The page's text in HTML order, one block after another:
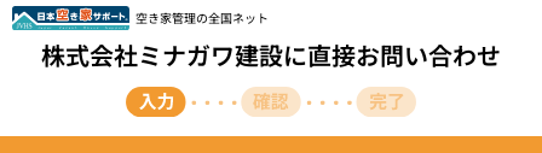
空き家管理の全国ネット
株式会社ミナガワ建設に直接お問い合わせ